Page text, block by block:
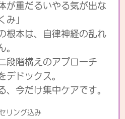
重だるいやる気が出な
み」
根本は、自律神経の乱れ
。
段階構えのアプローチ
デドックス。
、今だけ集中ケアです。
リング込み